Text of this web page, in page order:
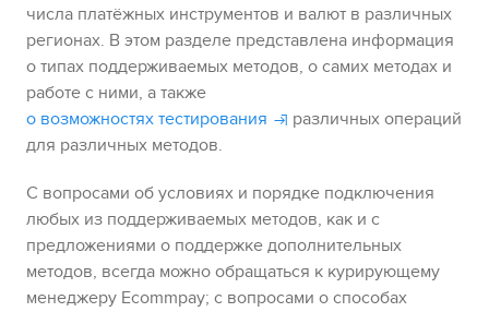
числа платёжных инструментов и валют в различных
регионах. В этом разделе представлена информация
о типах поддерживаемых методов, о самих методах и
работе с ними, а также
о возможностях тестирования
различных операций
для различных методов.
С вопросами об условиях и порядке подключения
любых из поддерживаемых методов, как и с
предложениями о поддержке дополнительных
методов, всегда можно обращаться к курирующему
менеджеру Ecommpay; с вопросами о способах